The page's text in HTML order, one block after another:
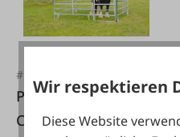
#FA121873
Patura Panel-Dach
Compact 6x3,6 m
Wir respektieren
Diese Website